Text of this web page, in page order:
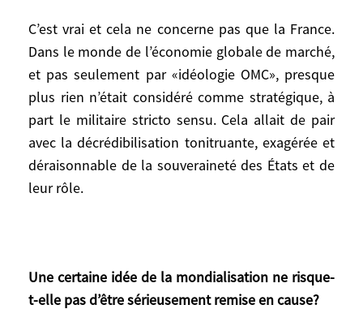
C’est vrai et cela ne concerne pas que la France.
Dans le monde de l’économie globale de marché,
et pas seulement par «idéologie OMC», presque
plus rien n’était considéré comme stratégique, à
part le militaire stricto sensu. Cela allait de pair
avec la décrédibilisation tonitruante, exagérée et
déraisonnable de la souveraineté des États et de
leur rôle.
Une certaine idée de la mondialisation ne risque-
t-elle pas d’être sérieusement remise en cause?
stratégiques, comme les médicaments…
C’est vrai et cela ne concerne pas que la
France. Dans le monde de l’économie
globale de marché, et pas seulement par
«idéologie OMC», presque plus rien n’était
considéré comme stratégique, à part le
militaire stricto sensu. Cela allait de pair